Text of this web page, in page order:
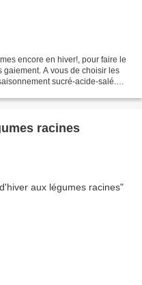
encore en hiver!, pour faire le
gaiement. A vous de choisir les
sucré-acide-salé.
racines